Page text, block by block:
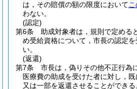
は，その賠償の額の限度において
わない。
(認定)
第6条
助成対象者は，規則で定める
め受給資格について，市長の認定
い。
(返還)
第7条
市長は，偽りその他不正行為
医療費の助成を受けた者に対し，
又は一部を返還させることができる